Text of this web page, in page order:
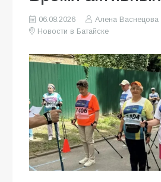
06.08.2026
Алена Васнецова
Новости в Батайске